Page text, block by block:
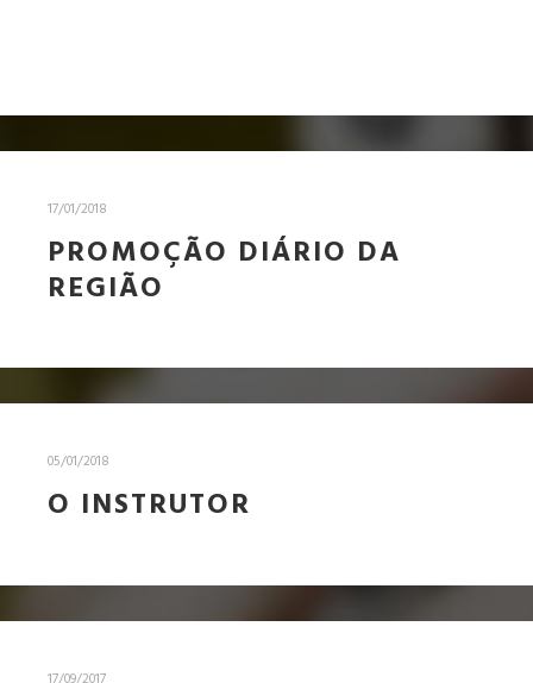
17/01/2018
PROMOÇÃO DIÁRIO DA
REGIÃO
05/01/2018
O INSTRUTOR